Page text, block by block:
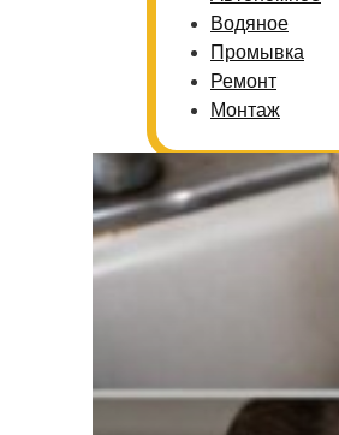
Водяное
Промывка
Ремонт
Монтаж